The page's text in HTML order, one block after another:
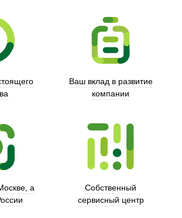
Ваш вклад в развитие
компании
а
Собственный
сервисный центр